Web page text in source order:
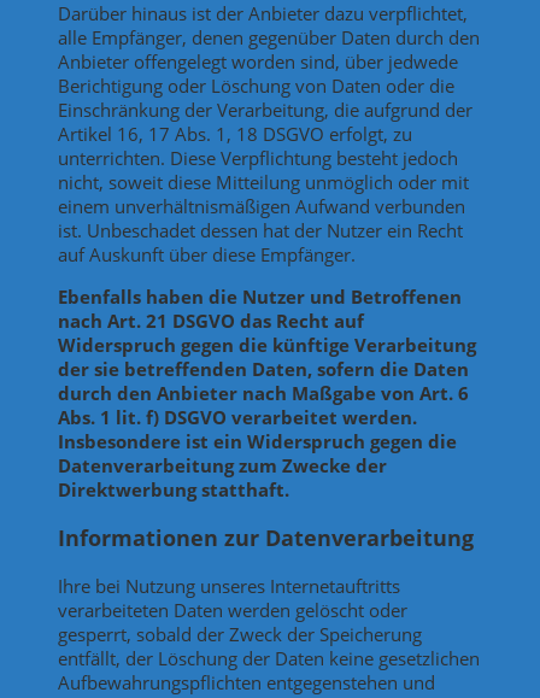
Darüber hinaus ist der Anbieter dazu verpflichtet,
alle Empfänger, denen gegenüber Daten durch den
Anbieter offengelegt worden sind, über jedwede
Berichtigung oder Löschung von Daten oder die
Einschränkung der Verarbeitung, die aufgrund der
Artikel 16, 17 Abs. 1, 18 DSGVO erfolgt, zu
unterrichten. Diese Verpflichtung besteht jedoch
nicht, soweit diese Mitteilung unmöglich oder mit
einem unverhältnismäßigen Aufwand verbunden
ist. Unbeschadet dessen hat der Nutzer ein Recht
auf Auskunft über diese Empfänger.
Ebenfalls haben die Nutzer und Betroffenen
nach Art. 21 DSGVO das Recht auf
Widerspruch gegen die künftige Verarbeitung
der sie betreffenden Daten, sofern die Daten
durch den Anbieter nach Maßgabe von Art. 6
Abs. 1 lit. f) DSGVO verarbeitet werden.
Insbesondere ist ein Widerspruch gegen die
Datenverarbeitung zum Zwecke der
Direktwerbung statthaft.
Informationen zur Datenverarbeitung
Ihre bei Nutzung unseres Internetauftritts
verarbeiteten Daten werden gelöscht oder
gesperrt, sobald der Zweck der Speicherung
entfällt, der Löschung der Daten keine gesetzlichen
Aufbewahrungspflichten entgegenstehen und